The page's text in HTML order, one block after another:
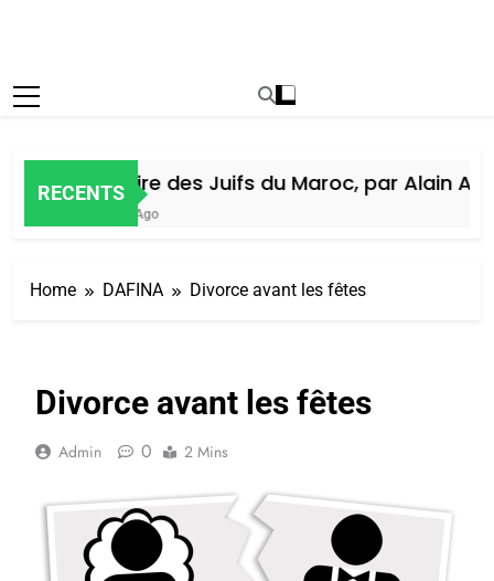
RECENTS
Histoire des Juifs du Maroc, par Alain
5 Jours Ago
Home DAFINA Divorce avant les fêtes
Divorce avant les fêtes
Admin 0 2 Mins